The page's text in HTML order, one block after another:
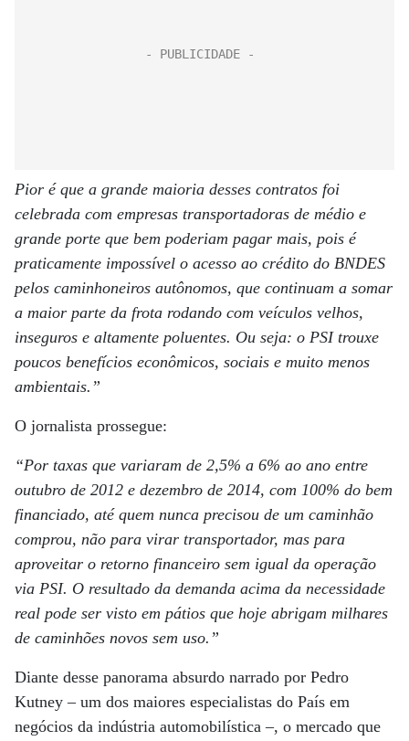
Pior é que a grande maioria desses contratos foi
celebrada com empresas transportadoras de médio e
grande porte que bem poderiam pagar mais, pois é
praticamente impossível o acesso ao crédito do BNDES
pelos caminhoneiros autônomos, que continuam a somar
a maior parte da frota rodando com veículos velhos,
inseguros e altamente poluentes. Ou seja: o PSI trouxe
poucos benefícios econômicos, sociais e muito menos
ambientais.”
O jornalista prossegue:
“Por taxas que variaram de 2,5% a 6% ao ano entre
outubro de 2012 e dezembro de 2014, com 100% do bem
financiado, até quem nunca precisou de um caminhão
comprou, não para virar transportador, mas para
aproveitar o retorno financeiro sem igual da operação
via PSI. O resultado da demanda acima da necessidade
real pode ser visto em pátios que hoje abrigam milhares
de caminhões novos sem uso.”
Diante desse panorama absurdo narrado por Pedro
Kutney – um dos maiores especialistas do País em
negócios da indústria automobilística –, o mercado que